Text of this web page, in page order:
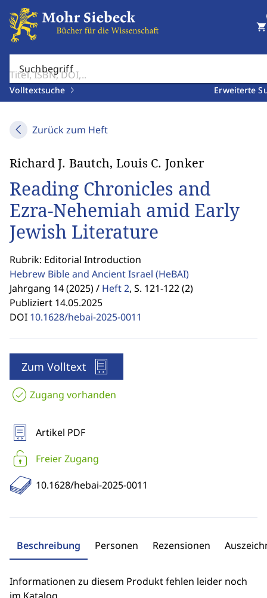
Suchbegriff
Volltextsuche Erweiterte
shopping_cart
Zurück zum Heft
Richard J. Bautch, Louis C. Jonker
Reading Chronicles and
Ezra-Nehemiah amid Early
Jewish Literature
Rubrik: Editorial Introduction
Hebrew Bible and Ancient Israel (HeBAI)
Jahrgang 14 (2025) / Heft 2, S. 121-122 (2)
Publiziert 14.05.2025
DOI 10.1628/hebai-2025-0011
Zum Volltext
Zugang vorhanden
Artikel PDF
Freier Zugang
10.1628/hebai-2025-0011
Beschreibung Personen Rezensionen
Informationen zu diesem Produkt fehlen leider noch